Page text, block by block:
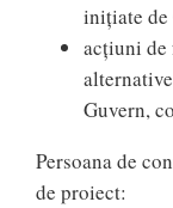
inițiate
acțiuni de
Guvern,
Persoana de
de proiect: